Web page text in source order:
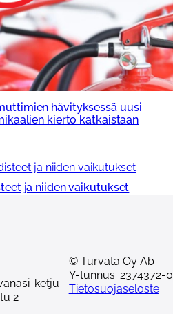
hävityksessä uusi
kierto katkaistaan
ja niiden vaikutukset
ketju
2
© Turvata Oy Ab
Y-tunnus: 2374372-0
Tietosuojaseloste